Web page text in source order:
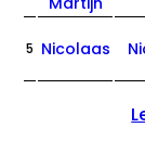
5 Nicolaas